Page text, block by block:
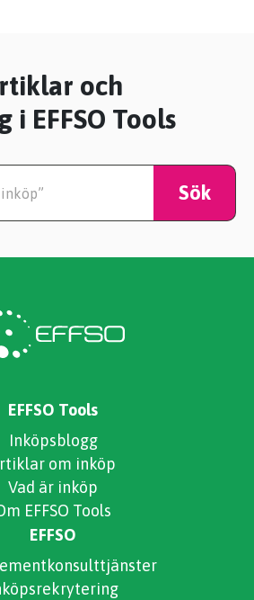
och
i EFFSO Tools
EFFSO Tools
Inköpsblogg
om inköp
Vad är inköp
EFFSO Tools
EFFSO